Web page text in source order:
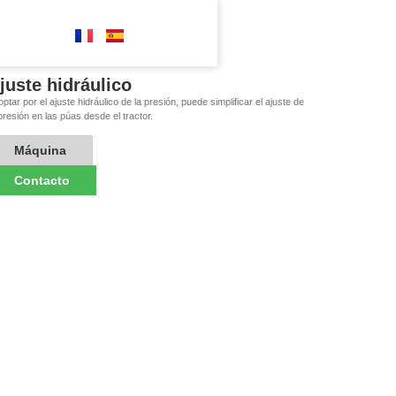
hidráulico
por el ajuste hidráulico de la presión, puede simplificar el ajuste de
en las púas desde el tractor.
Máquina
Contacto